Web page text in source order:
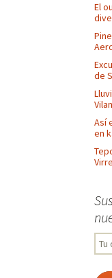
El
de
Así
en
Tu